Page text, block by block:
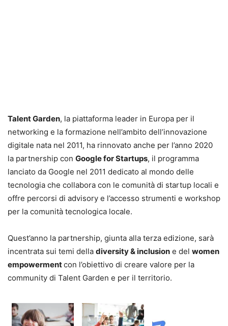
Talent Garden, la piattaforma leader in Europa per il
networking e la formazione nell’ambito dell’innovazione
digitale nata nel 2011, ha rinnovato anche per l’anno 2020
la partnership con Google for Startups, il programma
lanciato da Google nel 2011 dedicato al mondo delle
tecnologia che collabora con le comunità di startup locali e
offre percorsi di advisory e l’accesso strumenti e workshop
per la comunità tecnologica locale.
Quest’anno la partnership, giunta alla terza edizione, sarà
incentrata sui temi della diversity & inclusion e del women
empowermentcon l’obiettivo di creare valore per la
community di Talent Garden e per il territorio.